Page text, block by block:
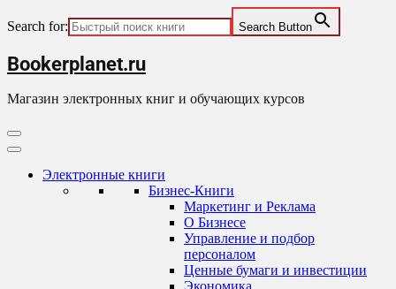
Search for: Search Button
Skip
to
content
Bookerplanet.ru
Магазин электронных книг и обучающих курсов
Primary
Menu
Электронные книги
Бизнес-Книги
Маркетинг и Реклама
О Бизнесе
Управление и подбор
персоналом
Ценные бумаги и инвестиции